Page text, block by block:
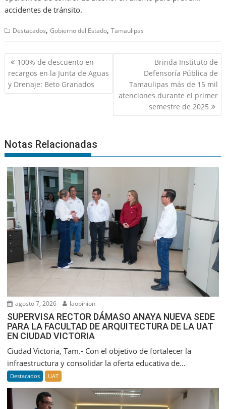
accidentes de tránsito.
Destacados,Gobierno del Estado,Tamaulipas
Navegación
de
entradas
100% de descuento en
recargos en la Junta de Aguas
y Drenaje: Beto Granados
Brinda Instituto de
Defensoría Pública de
Tamaulipas más de 15 mil
atenciones durante el primer
semestre de 2025
Notas Relacionadas
agosto 7, 2026 laopinion
SUPERVISA RECTOR DÁMASO ANAYA NUEVA SEDE
PARA LA FACULTAD DE ARQUITECTURA DE LA UAT
EN CIUDAD VICTORIA
Ciudad Victoria, Tam.- Con el objetivo de fortalecer la
infraestructura y consolidar la oferta educativa de...
Destacados UAT